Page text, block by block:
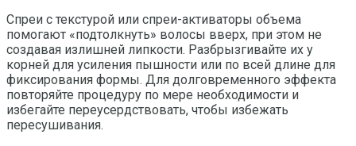
Спреи с текстурой или спреи-активаторы объема
помогают «подтолкнуть» волосы вверх, при этом не
создавая излишней липкости. Разбрызгивайте их у
корней для усиления пышности или по всей длине для
фиксирования формы. Для долговременного эффекта
повторяйте процедуру по мере необходимости и
избегайте переусердствовать, чтобы избежать
пересушивания.